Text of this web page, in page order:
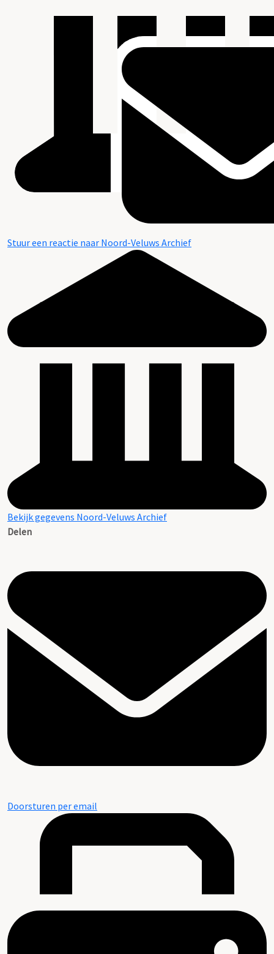
Stuur een reactie naar Noord-Veluws Archief
Bekijk gegevens Noord-Veluws Archief
Delen
Doorsturen per email